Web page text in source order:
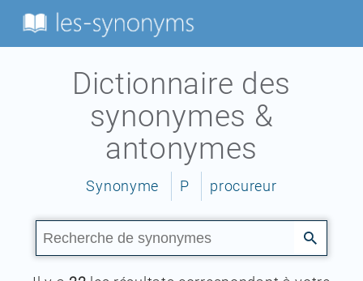
Dictionnaire des
synonymes &
antonymes
Synonyme P procureur